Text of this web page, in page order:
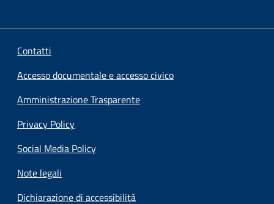
Contatti
Accesso documentale e accesso civico
Amministrazione Trasparente
Privacy Policy
Social Media Policy
Note legali
Dichiarazione di accessibilità